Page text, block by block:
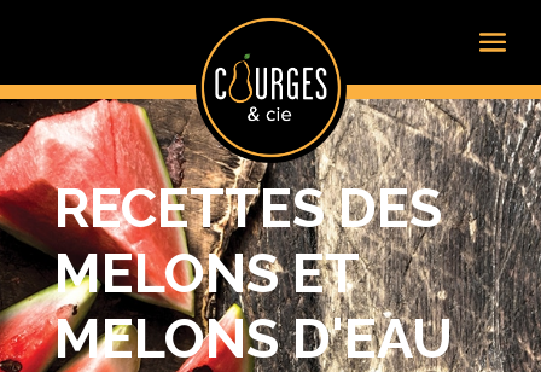
RECETTES DES
MELONS ET
MELONS D'EAU